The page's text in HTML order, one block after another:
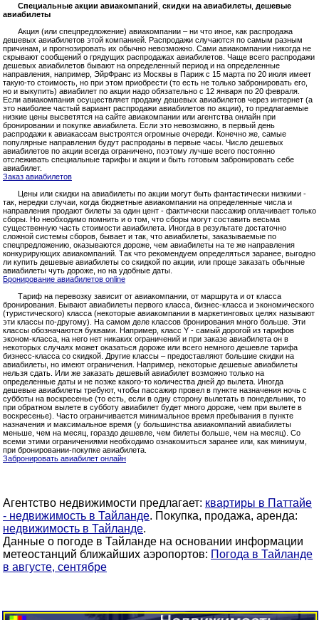
Специальные акции авиакомпаний скидки на авиабилеты дешевые
авиабилеты
Акция (или спецпредложение) авиакомпании – ни что иное, как распродажа
дешевых авиабилетов этой компанией. Распродажи случаются по самым разным
причинам, и прогнозировать их обычно невозможно. Сами авиакомпании никогда не
скрывают сообщений о грядущих распродажах авиабилетов. Чаще всего распродажи
дешевых авиабилетов бывают на определенный период и на определенные
направления, например, ЭйрФранс из Москвы в Париж с 15 марта по 20 июля имеет
такую-то стоимость, но при этом приобрести (то есть не только забронировать его,
но и выкупить) авиабилет по акции надо обязательно с 12 января по 20 февраля.
Если авиакомпания осуществляет продажу дешевых авиабилетов через интернет (а
это наиболее частый вариант распродажи авиабилетов по акции), то предлагаемые
низкие цены высветятся на сайте авиакомпании или агентства онлайн при
бронировании и покупке авиабилета. Если это невозможно, в первый день
распродажи к авиакассам выстроятся огромные очереди. Конечно же, самые
популярные направления будут распроданы в первые часы. Число дешевых
авиабилетов по акции всегда ограничено, поэтому лучше всего постоянно
отслеживать специальные тарифы и акции и быть готовым забронировать себе
авиабилет.
Заказ авиабилетов
Цены или скидки на авиабилеты по акции могут быть фантастически низкими -
так, нередки случаи, когда бюджетные авиакомпании на определенные числа и
направления продают билеты за один цент - фактически пассажир оплачивает только
сборы. Но необходимо помнить и о том, что сборы могут составить весьма
существенную часть стоимости авиабилета. Иногда в результате достаточно
сложной системы сборов, бывает и так, что авиабилеты, заказываемые по
спецпредложению, оказываются дороже, чем авиабилеты на те же направления
конкурирующих авиакомпаний. Так что рекомендуем определяться заранее, выгодно
ли купить дешевые авиабилеты со скидкой по акции, или проще заказать обычные
авиабилеты чуть дороже, но на удобные даты.
Бронирование авиабилетов online
Тариф на перевозку зависит от авиакомпании, от маршрута и от класса
бронирования. Бывают авиабилеты первого класса, бизнес-класса и экономического
(туристического) класса (некоторые авиакомпании в маркетинговых целях называют
эти классы по-другому). На самом деле классов бронирования много больше. Эти
классы обозначаются буквами. Например, класс Y - самый дорогой из тарифов
эконом-класса, на него нет никаких ограничений и при заказе авиабилета он в
некоторых случаях может оказаться дороже или всего немного дешевле тарифа
бизнесс-класса со скидкой. Другие классы – предоставляют большие скидки на
авиабилеты, но имеют ограничения. Например, некоторые дешевые авиабилеты
нельзя сдать. Или же заказать дешевый авиабилет возможно только на
определенные даты и не позже какого-то количества дней до вылета. Иногда
дешевые авиабилеты требуют, чтобы пассажир провел в пункте назначения ночь с
субботы на воскресенье (то есть, если в одну сторону вылетать в понедельник, то
при обратном вылете в субботу авиабилет будет много дороже, чем при вылете в
воскресенье). Часто ограничивается минимальное время пребывания в пункте
назначения и максимальное время (у большинства авиакомпаний авиабилеты
меньше, чем на месяц, гораздо дешевле, чем билеты больше, чем на месяц). Со
всеми этими ограничениями необходимо ознакомиться заранее или, как минимум,
при бронировании-покупке авиабилета.
Забронировать авиабилет онлайн
Агентство недвижимости предлагает: квартиры в Паттайе
- недвижимость в Тайланде. Покупка, продажа, аренда:
недвижимость в Тайланде.
Данные о погоде в Тайланде на основании информации
метеостанций ближайших аэропортов: Погода в Тайланде
в августе, сентябре